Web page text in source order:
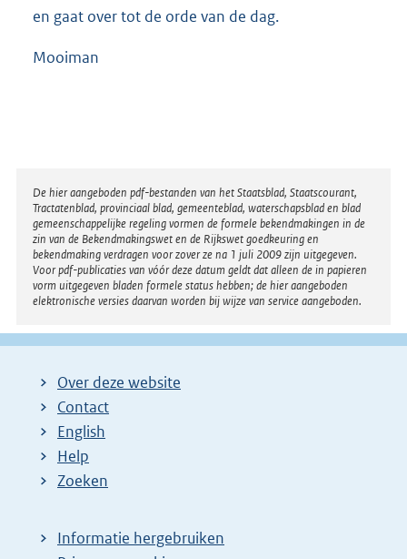
en gaat over tot de orde van de dag.
Mooiman
Disclaimer
De hier aangeboden pdf-bestanden van het Staatsblad, Staatscourant,
Tractatenblad, provinciaal blad, gemeenteblad, waterschapsblad en blad
gemeenschappelijke regeling vormen de formele bekendmakingen in de
zin van de Bekendmakingswet en de Rijkswet goedkeuring en
bekendmaking verdragen voor zover ze na 1 juli 2009 zijn uitgegeven.
Voor pdf-publicaties van vóór deze datum geldt dat alleen de in papieren
vorm uitgegeven bladen formele status hebben; de hier aangeboden
elektronische versies daarvan worden bij wijze van service aangeboden.
Over deze website
Contact
English
Help
Zoeken
Informatie hergebruiken